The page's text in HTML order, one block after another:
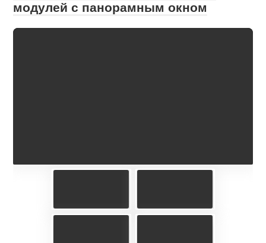
модулей с панорамным окном